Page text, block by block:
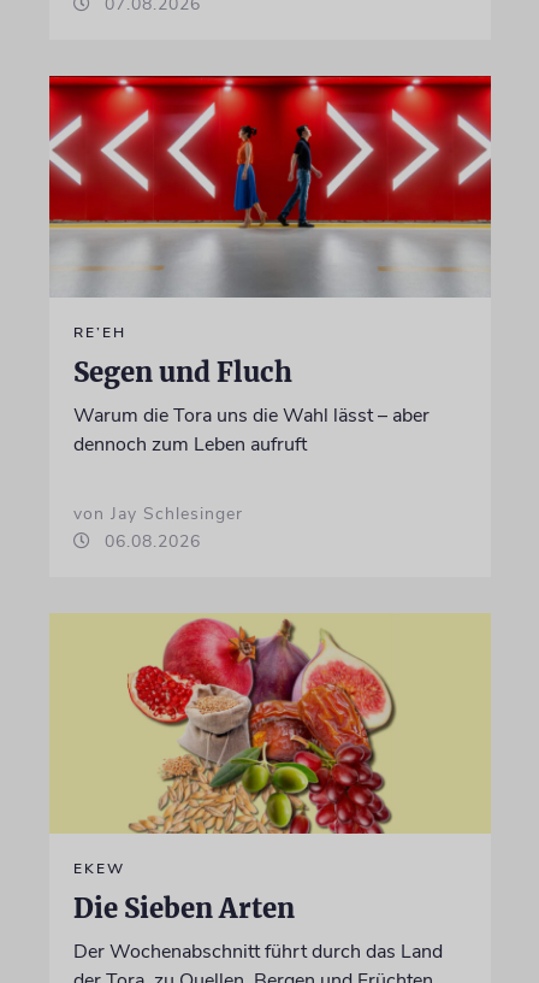
RE’EH
Segen und Fluch
Warum die Tora uns die Wahl lässt – aber
dennoch zum Leben aufruft
von Jay Schlesinger
06.08.2026
EKEW
Die Sieben Arten
Der Wochenabschnitt führt durch das Land